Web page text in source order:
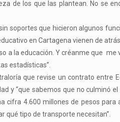
de los que las plantean. No se
soportes que hicieron algunos
en Cartagena vienen de
a la educación. Y créanme que me
estadísticas”.
que revise un contrato entre
y “que sabemos que no culminó
cifra 4.600 millones de pesos para
qué tipo de transporte necesitan”.